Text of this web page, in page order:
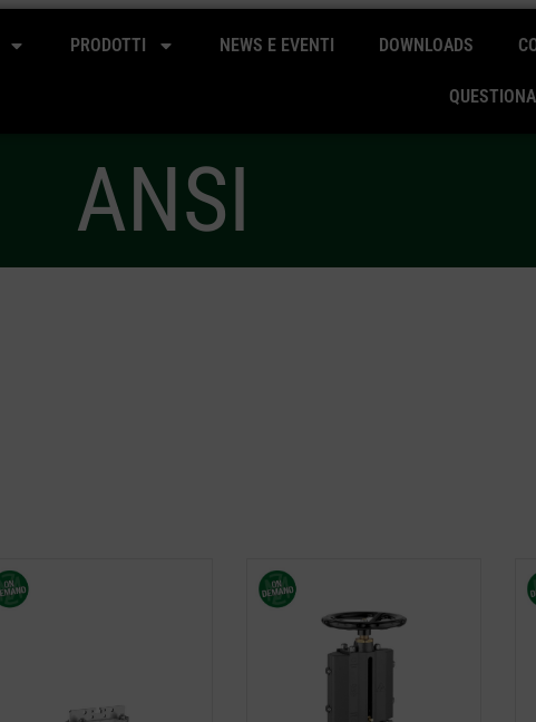
PRODOTTI NEWS E EVENTI DOWNLOADS
ANSI